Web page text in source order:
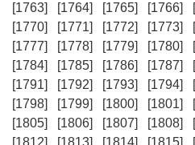
[1763]
[1764] [1765] [1766]
[1770]
[1771] [1772] [1773]
[1777]
[1778] [1779] [1780]
[1784]
[1785] [1786] [1787]
[1791]
[1792] [1793] [1794]
[1798]
[1799] [1800] [1801]
[1805]
[1806] [1807] [1808]
[1812]
[1813] [1814] [1815]